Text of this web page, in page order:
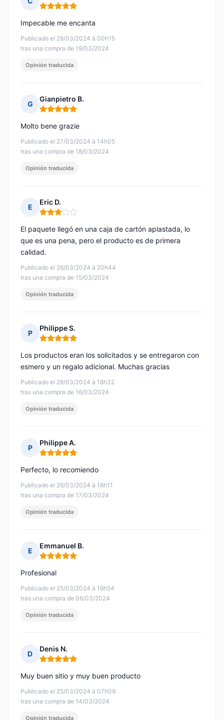
Nota: 5 de 5
Publicado el 28/03/2024 à 00h15
tras una compra de 19/03/2024
Impecable me encanta
Opinión traducida
G
Gianpietro B.
Nota: 5 de 5
Publicado el 27/03/2024 à 14h05
tras una compra de 18/03/2024
Molto bene grazie
Opinión traducida
E
Eric D.
Nota: 3 de 5
Publicado el 26/03/2024 à 20h44
tras una compra de 15/03/2024
El paquete llegó en una caja de cartón aplastada, lo
que es una pena, pero el producto es de primera
calidad.
Opinión traducida
P
Philippe S.
Nota: 5 de 5
Publicado el 26/03/2024 à 18h32
tras una compra de 16/03/2024
Los productos eran los solicitados y se entregaron con
esmero y un regalo adicional. Muchas gracias
Opinión traducida
P
Philippe A.
Nota: 5 de 5
Publicado el 26/03/2024 à 16h11
tras una compra de 17/03/2024
Perfecto, lo recomiendo
Opinión traducida
E
Emmanuel B.
Nota: 5 de 5
Publicado el 25/03/2024 à 16h54
tras una compra de 06/03/2024
Profesional
Opinión traducida
D
Denis N.
Nota: 5 de 5
Publicado el 25/03/2024 à 07h09
tras una compra de 14/03/2024
Muy buen sitio y muy buen producto
Opinión traducida